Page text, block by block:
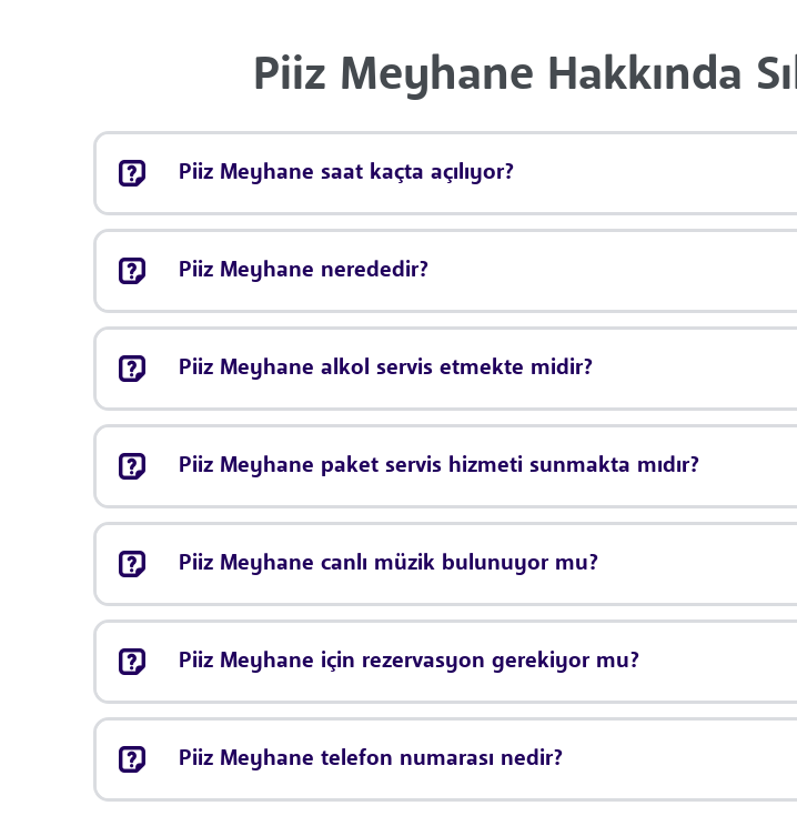
Piiz Meyhane Hakkında
Piiz Meyhane saat kaçta açılıyor?
Piiz Meyhane nerededir?
Piiz Meyhane alkol servis etmekte midir?
Piiz Meyhane paket servis hizmeti sunmakta mıdır?
Piiz Meyhane canlı müzik bulunuyor mu?
Piiz Meyhane için rezervasyon gerekiyor mu?
Piiz Meyhane telefon numarası nedir?